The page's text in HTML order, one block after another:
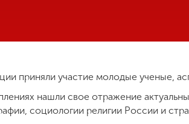
приняли участие молодые ученые,
нашли свое отражение
социологии религии России и